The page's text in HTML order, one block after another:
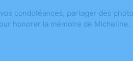
condoléances, partager des
honorer la mémoire de Micheline.